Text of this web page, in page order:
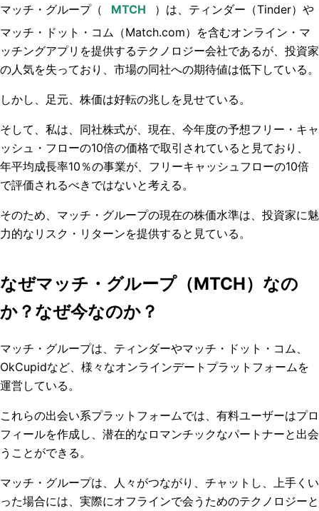
マッチ・グループ（
）は、ティンダー（Tinder）や
マッチ・ドット・コム（Match.com）を含むオンライン・ マ
ッチングアプリを提供するテクノロジー会社であるが 、投資家
の人気を失っており、市場の同社への期待値は低下している。
しかし、足元、株価は好転の兆しを見せている。
そして、私は、同社株式が、現在、今年度の予想フリー・キャ
ッシュ・フローの10倍の価格で取引されていると見ており、
年平均成長率10％の事業が、フリーキャッシュフローの10倍
で評価されるべきではないと考える。
そのため、マッチ・グループの現在の株価水準は、投資家に魅
力的なリスク・リターンを提供すると見ている。
なぜマッチ・グループ（MTCH）なの
か？なぜ今なのか？
マッチ・グループは、ティンダーやマッチ・ドット・コム、
OkCupidなど、様々なオンラインデートプラットフォームを
運営している。
これらの出会い系プラットフォームでは、有料ユーザーはプロ
フィールを作成し、潜在的なロマンチックなパートナーと出会
うことができる。
マッチ・グループは、人々がつながり、チャットし、上手くい
った場合には、実際にオフラインで会うためのテクノロジーと